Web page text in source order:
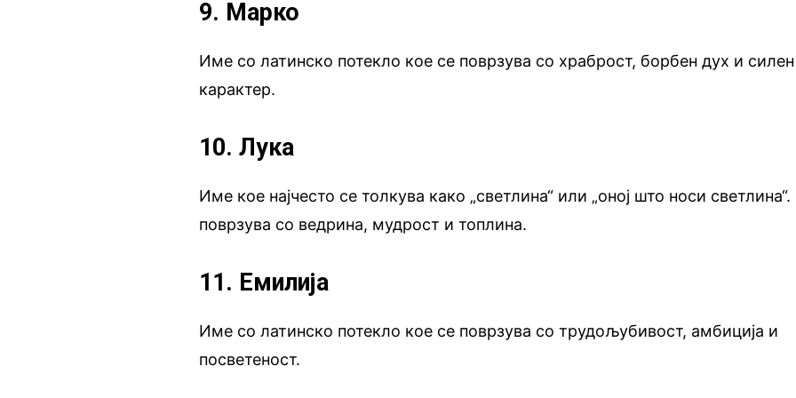
9. Марко
Име со латинско потекло кое се поврзува со храброст, борбен дух и силен
карактер.
10. Лука
Име кое најчесто се толкува како „светлина“ или „оној што носи
поврзува со ведрина, мудрост и топлина.
11. Емилија
Име со латинско потекло кое се поврзува со трудољубивост, амбиција и
посветеност.